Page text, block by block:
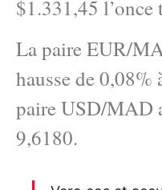
$1.331,45 l’once
La paire EUR/
hausse de
paire USD/MAD
9,6180.